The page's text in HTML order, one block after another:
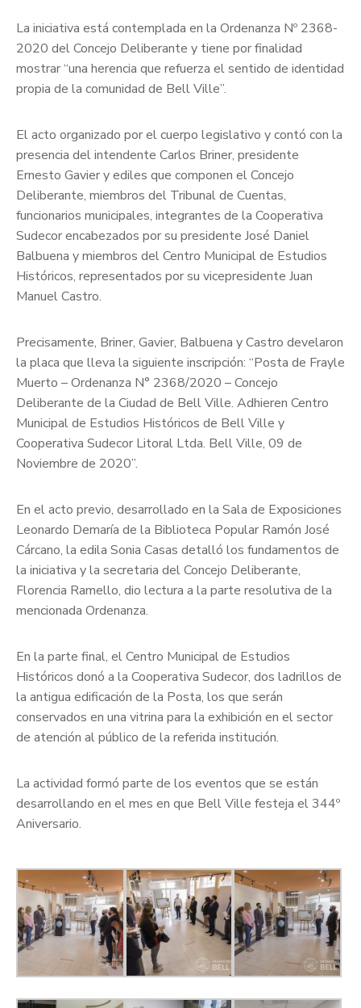
La iniciativa está contemplada en la Ordenanza Nº 2368-
2020 del Concejo Deliberante y tiene por finalidad
mostrar “una herencia que refuerza el sentido de identidad
propia de la comunidad de Bell Ville”.
El acto organizado por el cuerpo legislativo y contó con la
presencia del intendente Carlos Briner, presidente
Ernesto Gavier y ediles que componen el Concejo
Deliberante, miembros del Tribunal de Cuentas,
funcionarios municipales, integrantes de la Cooperativa
Sudecor encabezados por su presidente José Daniel
Balbuena y miembros del Centro Municipal de Estudios
Históricos, representados por su vicepresidente Juan
Manuel Castro.
Precisamente, Briner, Gavier, Balbuena y Castro develaron
la placa que lleva la siguiente inscripción: “Posta de Frayle
Muerto – Ordenanza N° 2368/2020 – Concejo
Deliberante de la Ciudad de Bell Ville. Adhieren Centro
Municipal de Estudios Históricos de Bell Ville y
Cooperativa Sudecor Litoral Ltda. Bell Ville, 09 de
Noviembre de 2020”.
En el acto previo, desarrollado en la Sala de Exposiciones
Leonardo Demaría de la Biblioteca Popular Ramón José
Cárcano, la edila Sonia Casas detalló los fundamentos de
la iniciativa y la secretaria del Concejo Deliberante,
Florencia Ramello, dio lectura a la parte resolutiva de la
mencionada Ordenanza.
En la parte final, el Centro Municipal de Estudios
Históricos donó a la Cooperativa Sudecor, dos ladrillos de
la antigua edificación de la Posta, los que serán
conservados en una vitrina para la exhibición en el sector
de atención al público de la referida institución.
La actividad formó parte de los eventos que se están
desarrollando en el mes en que Bell Ville festeja el 344º
Aniversario.